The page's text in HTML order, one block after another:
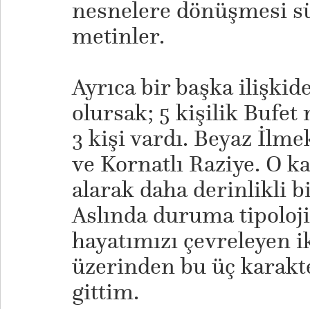
nesnelere dönüşmesi
metinler.
Ayrıca bir başka
olursak; 5 kişilik Bufet
3 kişi vardı. Beyaz
ve Kornatlı Raziye. O
alarak daha derinlikli
Aslında duruma
hayatımızı çevreleyen
üzerinden bu üç
gittim.